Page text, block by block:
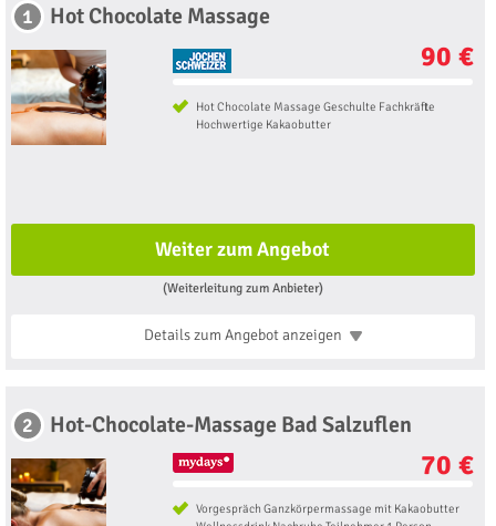
1 Hot Chocolate Massage
90 €
Hot Chocolate Massage Geschulte Fachkräfte
Hochwertige Kakaobutter
Weiter zum Angebot
(Weiterleitung zum Anbieter)
Details zum Angebotanzeigen
2 Hot-Chocolate-Massage Bad Salzuflen
70 €
Vorgespräch Ganzkörpermassage mit Kakaobutter